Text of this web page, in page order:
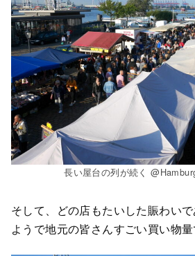
長い屋台の列が続く
そして、どの店もたいした賑わい
ようで地元の皆さんすごい買い物量